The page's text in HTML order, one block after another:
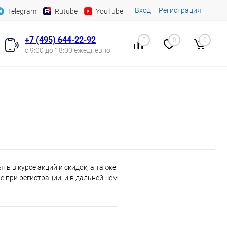
Telegram Rutube YouTube Вход Регистрация
+7 (495) 644-22-92
с 9:00 до 18:00 ежедневно
0 0 0
в курсе акций и скидок, а также
при регистрации, и в дальнейшем